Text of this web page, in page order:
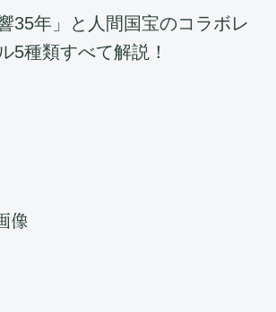
35年」と人間国宝のコラボレ
5種類すべて解説！